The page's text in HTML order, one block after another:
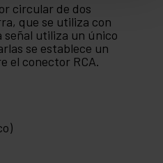
circular de dos
que se utiliza con
señal utiliza un único
se establece un
el conector RCA.